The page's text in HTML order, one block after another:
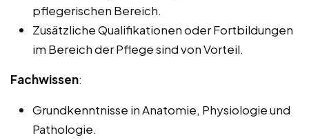
pflegerischen Bereich.
Zusätzliche Qualifikationen oder Fortbildungen
im Bereich der Pflege sind von Vorteil.
Fachwissen:
Grundkenntnisse in Anatomie, Physiologie und
Pathologie.